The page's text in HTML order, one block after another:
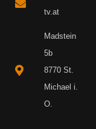
tv.at
Madstein
5b
8770 St.
Michael i.
O.